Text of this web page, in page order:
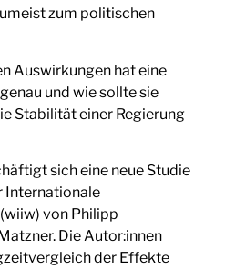
zum politischen
Auswirkungen hat eine
und wie sollte sie
Stabilität einer Regierung
sich eine neue Studie
Internationale
von Philipp
Die Autor:innen
der Effekte